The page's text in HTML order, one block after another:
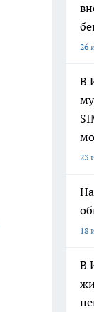
26
В
23
18
В